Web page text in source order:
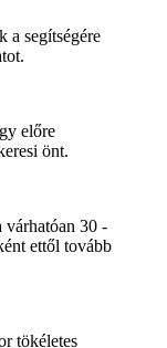
a segítségére
előre
önt.
várhatóan 30 -
ettől tovább
tökéletes